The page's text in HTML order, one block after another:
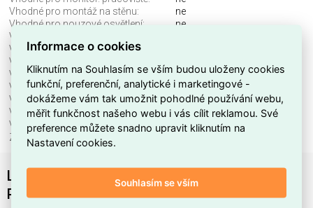
Vhodné pro montáž na stěnu:
ne
Vhodné pro nouzové osvětlení:
ne
Vhodné pro povrchovou montáž:
Vhodné pro průběžné zapojení:
Vhodné pro stropní montáž:
Vhodné pro upínací montáž:
ne
Vhodné pro vestavnou montáž:
ne
Vhodné pro zavěšení:
ano
Výměnný předřadník:
ano
Výška/hloubka:
70 mm
Zkouška vláknem IEC 60695-2-11:
LEDVANCE DAMP PROOF HOUSING DALI 1200
P 2XLAMP IP65
Informace o cookies
Kliknutím na Souhlasím se vším budou uloženy cookies
funkční, preferenční, analytické i marketingové -
dokážeme vám tak umožnit pohodlné používání webu,
měřit funkčnost našeho webu i vás cílit reklamou. Své
preference můžete snadno upravit kliknutím na
Nastavení cookies.
Souhlasím se vším